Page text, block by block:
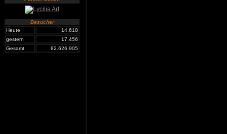
Besucher
Heute
14.618
gestern
17.456
Gesamt
82.626.905